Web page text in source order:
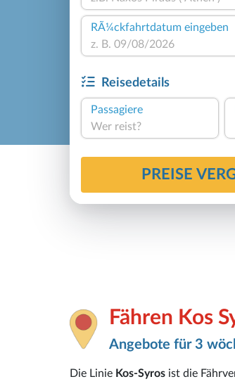
RÃ¼ckfahrtdatum eingeben
Reisedetails
Passagiere
Wer reist?
PREISE
Fähren Kos
Angebote für 3
Die Linie Kos-Syros ist die